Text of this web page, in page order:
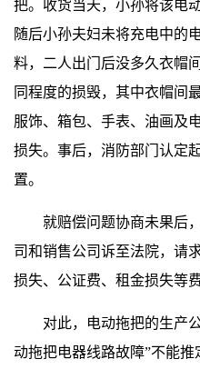
把。收货当天，小孙将该电
随后小孙夫妇未将充电中的
料，二人出门后没多久衣帽
同程度的损毁，其中衣帽间
服饰、箱包、手表、油画及
损失。事后，消防部门认定
置。
就赔偿问题协商未果后
司和销售公司诉至法院，请
损失、公证费、租金损失等费
对此，电动拖把的生产
动拖把电器线路故障”不能